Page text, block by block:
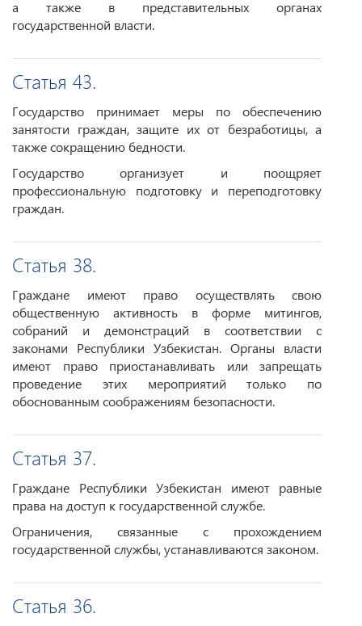
а также в представительных органах
государственной власти.
Статья 43.
Государство принимает меры по обеспечению
занятости граждан, защите их от безработицы, а
также сокращению бедности.
Государство организует и поощряет
профессиональную подготовку и переподготовку
граждан.
Статья 38.
Граждане имеют право осуществлять свою
общественную активность в форме митингов,
собраний и демонстраций в соответствии с
законами Республики Узбекистан. Органы власти
имеют право приостанавливать или запрещать
проведение этих мероприятий только по
обоснованным соображениям безопасности.
Статья 37.
Граждане Республики Узбекистан имеют равные
права на доступ к государственной службе.
Ограничения, связанные с прохождением
государственной службы, устанавливаются законом.
Статья 36.